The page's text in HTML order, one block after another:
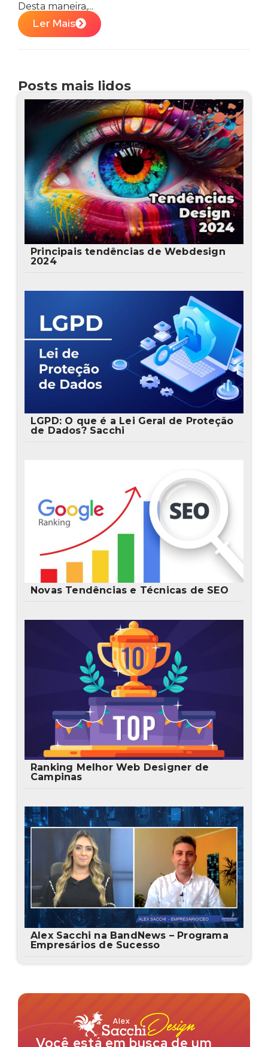
Desta maneira,...
Ler Mais
Posts mais lidos
Principais tendências de Webdesign
2024
LGPD: O que é a Lei Geral de Proteção
de Dados? Sacchi
Novas Tendências e Técnicas de SEO
Ranking Melhor Web Designer de
Campinas
Alex Sacchi na BandNews – Programa
Empresários de Sucesso
Você está em busca de um